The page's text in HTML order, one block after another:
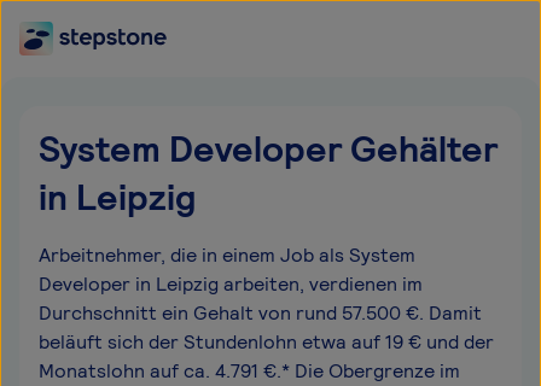
System Developer Gehälter
in Leipzig
Arbeitnehmer, die in einem Job als System
Developer in Leipzig arbeiten, verdienen im
Durchschnitt ein Gehalt von rund 57.500 €. Damit
beläuft sich der Stundenlohn etwa auf 19 € und der
Monatslohn auf ca. 4.791 €.* Die Obergrenze im